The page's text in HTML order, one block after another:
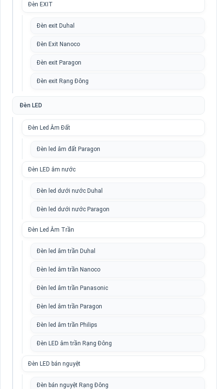
Đèn EXIT
Đèn exit Duhal
Đèn Exit Nanoco
Đèn exit Paragon
Đèn exit Rạng Đông
Đèn LED
Đèn Led Âm Đất
Đèn led âm đất Paragon
Đèn LED âm nước
Đèn led dưới nước Duhal
Đèn led dưới nước Paragon
Đèn Led Âm Trần
Đèn led âm trần Duhal
Đèn led âm trần Nanoco
Đèn led âm trần Panasonic
Đèn led âm trần Paragon
Đèn led âm trần Philips
Đèn LED âm trần Rạng Đông
Đèn LED bán nguyệt
Đèn bán nguyệt Rạng Đông